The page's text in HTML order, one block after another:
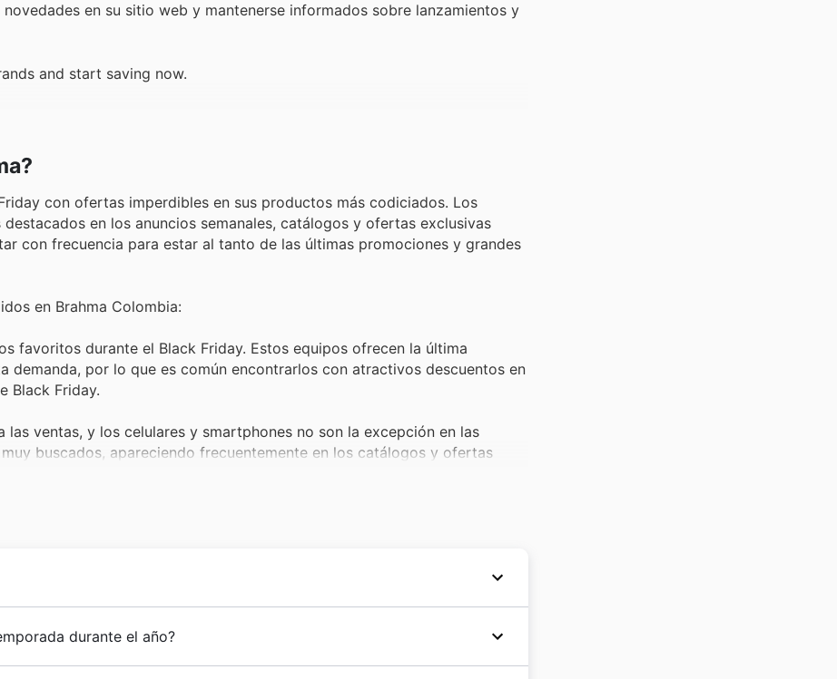
en su sitio web y mantenerse informados sobre lanzamientos y
and start saving now.
con ofertas imperdibles en sus productos más codiciados. Los
en los anuncios semanales, catálogos y ofertas exclusivas
con frecuencia para estar al tanto de las últimas promociones y grandes
en Brahma Colombia:
favoritos durante el Black Friday. Estos equipos ofrecen la última
por lo que es común encontrarlos con atractivos descuentos en
Black Friday.
las ventas, y los celulares y smartphones no son la excepción en las
buscados, apareciendo frecuentemente en los catálogos y ofertas
incluye refrigeradores, lavadoras y hornos, experimenta un aumento
de alta necesidad y valor son una prioridad para
en los catálogos de promociones.
caracteriza por un compromiso constante con la calidad y la
gama de productos deportivos diseñados para potenciar el
durante el año?